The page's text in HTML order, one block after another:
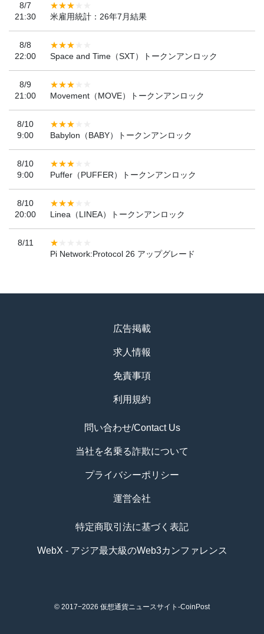
8/7
21:30
米雇用統計：26年7月結果
8/8
22:00
Space and Time（SXT）トークンアンロック
8/9
21:00
Movement（MOVE）トークンアンロック
8/10
9:00
Babylon（BABY）トークンアンロック
8/10
9:00
Puffer（PUFFER）トークンアンロック
8/10
20:00
Linea（LINEA）トークンアンロック
8/11
Pi Network:Protocol 26 アップグレード
広告掲載
求人情報
免責事項
利用規約
問い合わせ/Contact Us
当社を名乗る詐欺について
プライバシーポリシー
運営会社
特定商取引法に基づく表記
WebX - アジア最大級のWeb3カンファレンス
© 2017−2026 仮想通貨ニュースサイト-CoinPost